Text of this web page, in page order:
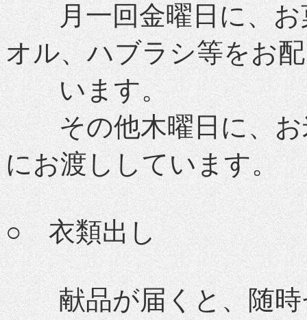
月一回金曜日に、お
オル、ハブラシ等をお
います。
その他木曜日に、お
にお渡ししています。
○ 衣類出し
献品が届くと、随時